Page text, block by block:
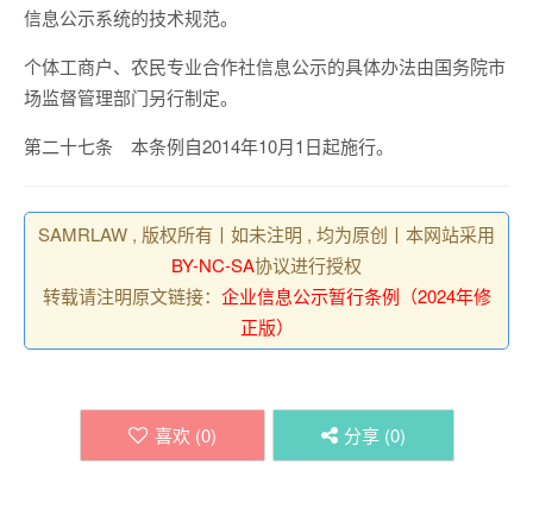
信息公示系统的技术规范。
个体工商户、农民专业合作社信息公示的具体办法由国务院市
场监督管理部门另行制定。
第二十七条 本条例自2014年10月1日起施行。
SAMRLAW , 版权所有丨如未注明 , 均为原创丨本网站采用
BY-NC-SA协议进行授权
转载请注明原文链接： 企业信息公示暂行条例（2024年修
正版）
喜欢 (0) 分享 (0)